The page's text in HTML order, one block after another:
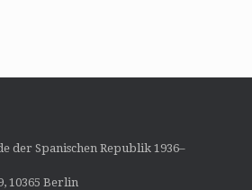
der Spanischen Republik 1936–
10365 Berlin